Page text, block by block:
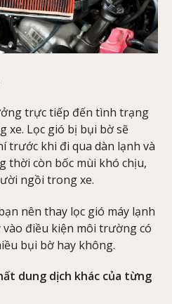
trực tiếp đến tình trạng
xe. Lọc gió bị bụi bờ sẽ
trước khi đi qua dàn lạnh và
thời còn bốc mùi khó chịu,
ngồi trong xe.
nên thay lọc gió máy lạnh
điều kiện môi trường có
bụi bờ hay không.
dung dịch khác của từng